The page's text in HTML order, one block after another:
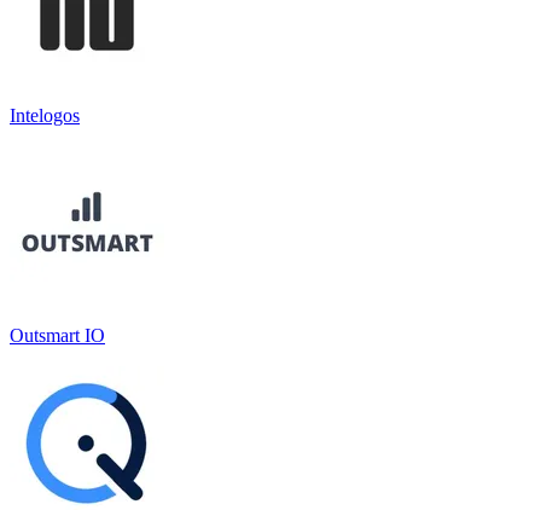
Intelogos
Outsmart IO